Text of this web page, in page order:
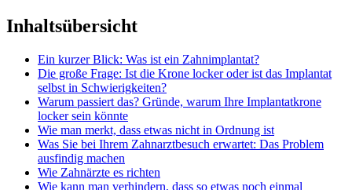
Inhaltsübersicht
Ein kurzer Blick: Was ist ein Zahnimplantat?
Die große Frage: Ist die Krone locker oder ist das Implantat
selbst in Schwierigkeiten?
Warum passiert das? Gründe, warum Ihre Implantatkrone
locker sein könnte
Wie man merkt, dass etwas nicht in Ordnung ist
Was Sie bei Ihrem Zahnarztbesuch erwartet: Das Problem
ausfindig machen
Wie Zahnärzte es richten
Wie kann man verhindern, dass so etwas noch einmal